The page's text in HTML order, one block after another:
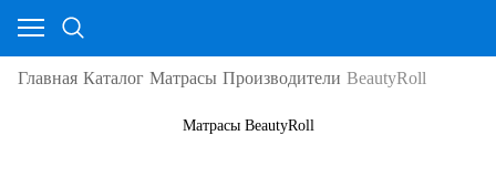
Главная Каталог Матрасы Производители BeautyRoll
Матрасы BeautyRoll